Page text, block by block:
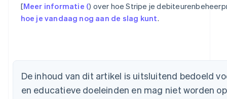
[Meer informatie () over hoe Stripe je
hoe je vandaag nog aan de slag kunt.
De inhoud van dit artikel is uitsluitend bedoeld
en educatieve doeleinden en mag niet worden
België
NederlandsFrançaisDeutschEnglish
English
Canada
EnglishFrançais
Cyprus